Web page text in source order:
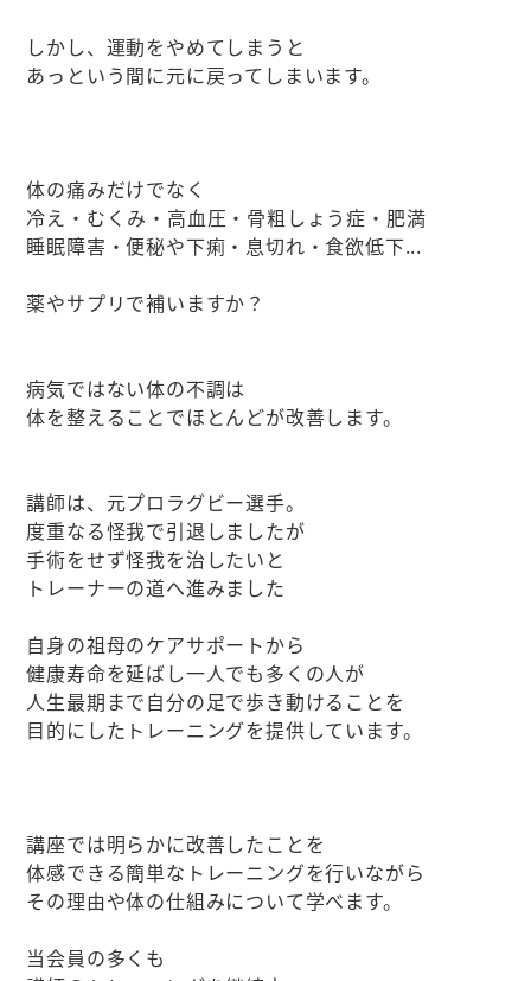
しかし、運動をやめてしまうと
あっという間に元に戻ってしまいます。
体の痛みだけでなく
冷え・むくみ・高血圧・骨粗しょう症・肥満
睡眠障害・便秘や下痢・息切れ・食欲低下...
薬やサプリで補いますか？
病気ではない体の不調は
体を整えることでほとんどが改善します。
講師は、元プロラグビー選手。
度重なる怪我で引退しましたが
手術をせず怪我を治したいと
トレーナーの道へ進みました
自身の祖母のケアサポートから
健康寿命を延ばし一人でも多くの人が
人生最期まで自分の足で歩き動けることを
目的にしたトレーニングを提供しています。
講座では明らかに改善したことを
体感できる簡単なトレーニングを行いながら
その理由や体の仕組みについて学べます。
当会員の多くも